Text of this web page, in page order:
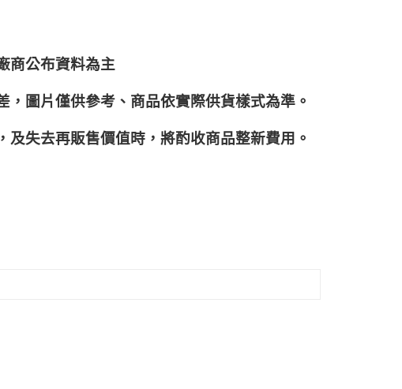
商公布資料為主
圖片僅供參考、商品依實際供貨樣式為準。
失去再販售價值時，將酌收商品整﻿新費用。